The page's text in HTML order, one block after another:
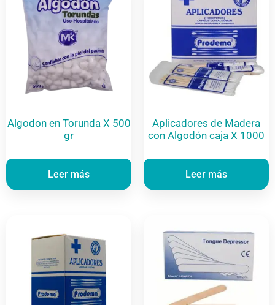
Algodon en Torunda X 500
gr
Leer más
Aplicadores de Madera
con Algodón caja X 1000
Leer más